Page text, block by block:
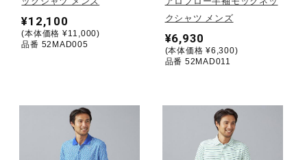
サポーター
ジュニア／キッズ
¥12,100
(本体価格 ¥11,000)
品番 52MAD005
クシャツ メンズ
¥6,930
(本体価格 ¥6,300)
品番 52MAD011